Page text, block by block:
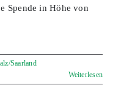
Spende in Höhe von
Saarland
Weiterlesen